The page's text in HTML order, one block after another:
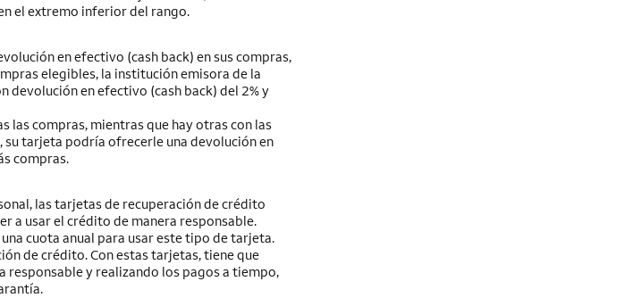
el extremo inferior del rango.
en efectivo (cash back) en sus compras,
elegibles, la institución emisora de la
devolución en efectivo (cash back) del 2% y
las compras, mientras que hay otras con las
tarjeta podría ofrecerle una devolución en
compras.
las tarjetas de recuperación de crédito
a usar el crédito de manera responsable.
cuota anual para usar este tipo de tarjeta.
de crédito. Con estas tarjetas, tiene que
responsable y realizando los pagos a tiempo,